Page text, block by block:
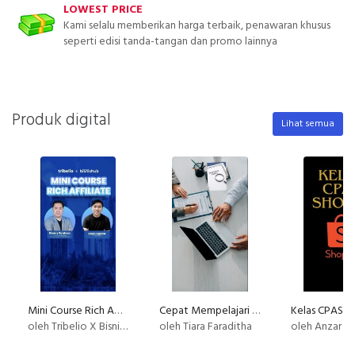
LOWEST PRICE
Kami selalu memberikan harga terbaik, penawaran khusus
seperti edisi tanda-tangan dan promo lainnya
Produk digital Lihat semua
Mini Course Rich Affiliate
oleh Tribelio X Bisnishub
Cepat Mempelajari Asuransi Sebelum Membeli
oleh Tiara Faraditha
Kelas CPAS
oleh Anzar